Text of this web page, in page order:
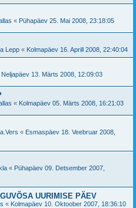
« Pühapäev 25. Mai 2008, 23:18:05
Lepp « Kolmapäev 16. Aprill 2008, 22:40:04
Neljapäev 13. Märts 2008, 12:09:03
« Kolmapäev 05. Märts 2008, 16:21:03
« Esmaspäev 18. Veebruar 2008,
« Pühapäev 09. Detsember 2007,
UURIMISE PÄEV
« Kolmapäev 10. Oktoober 2007, 18:36:10